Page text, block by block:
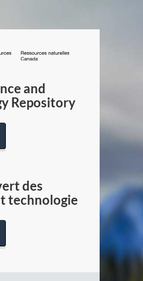
/
Canada
and
Repository
des
technologie